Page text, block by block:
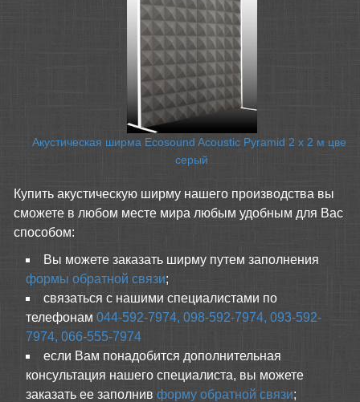
Акустическая ширма Ecosound Acoustic Pyramid 2 х 2 м цвет
серый
Купить акустическую ширму нашего производства вы
сможете в любом месте мира любым удобным для Вас
способом:
Вы можете заказать ширму путем заполнения
формы обратной связи;
связаться с нашими специалистами по
телефонам044-592-7974, 098-592-7974, 093-592-
7974, 066-555-7974
если Вам понадобится дополнительная
консультация нашего специалиста, вы можете
заказать ее заполнивформу обратной связи;